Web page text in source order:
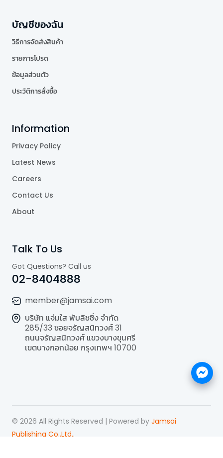
บัญชีของฉัน
วิธีการจัดส่งสินค้า
รายการโปรด
ข้อมูลส่วนตัว
ประวัติการสั่งซื้อ
Information
Privacy Policy
Latest News
Careers
Contact Us
About
Talk To Us
Got Questions? Call us
02-8404888
member@jamsai.com
บริษัท แจ่มใส พับลิชชิ่ง จำกัด
285/33 ซอยจรัญสนิทวงศ์ 31
ถนนจรัญสนิทวงศ์ แขวงบางขุนศรี
เขตบางกอกน้อย กรุงเทพฯ 10700
© 2026 All Rights Reserved | Powered by Jamsai
Publishing Co.,Ltd..